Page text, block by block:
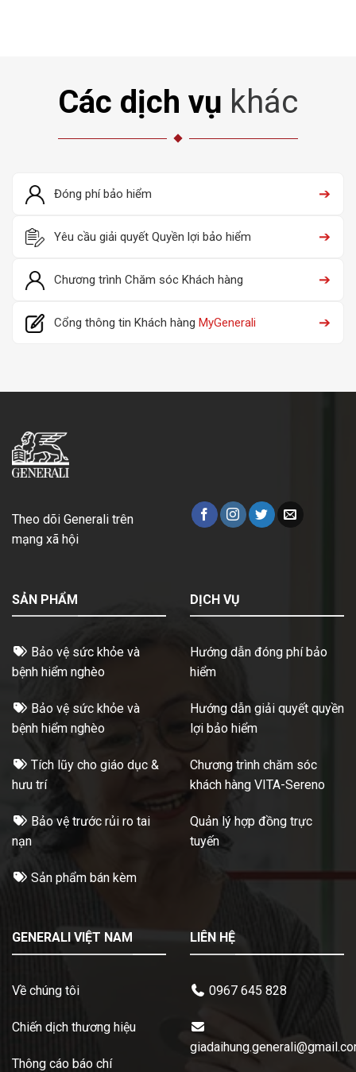
Các dịch vụ khác
Đóng phí bảo hiểm ➔
Yêu cầu giải quyết Quyền lợi bảo hiểm ➔
Chương trình Chăm sóc Khách hàng ➔
Cổng thông tin Khách hàng MyGenerali ➔
Theo dõi Generali trên
mạng xã hội
SẢN PHẨM
Bảo vệ sức khỏe và
bệnh hiểm nghèo
Bảo vệ sức khỏe và
bệnh hiểm nghèo
Tích lũy cho giáo dục &
hưu trí
Bảo vệ trước rủi ro tai
nạn
Sản phẩm bán kèm
DỊCH VỤ
Hướng dẫn đóng phí bảo
hiểm
Hướng dẫn giải quyết quyền
lợi bảo hiểm
Chương trình chăm sóc
khách hàng VITA-Sereno
Quản lý hợp đồng trực
tuyến
GENERALI VIỆT NAM
Về chúng tôi
Chiến dịch thương hiệu
Thông cáo báo chí
LIÊN HỆ
0967 645 828